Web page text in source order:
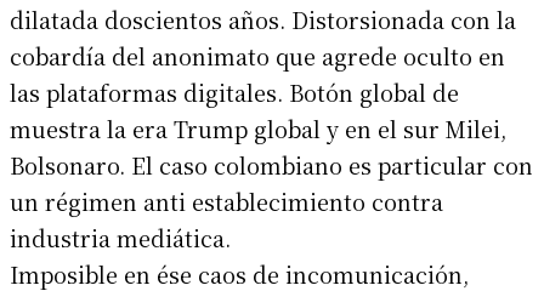
dilatada doscientos años. Distorsionada con la
cobardía del anonimato que agrede oculto en
las plataformas digitales. Botón global de
muestra la era Trump global y en el sur Milei,
Bolsonaro. El caso colombiano es particular con
un régimen anti establecimiento contra
industria mediática.
Imposible en ése caos de incomunicación,